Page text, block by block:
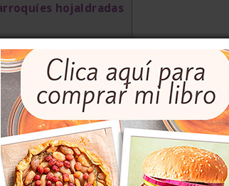
hojaldradas
escrita
migala amiga Colette hay ciertavariedad